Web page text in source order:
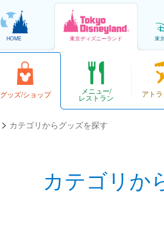
HOME 東京ディズニーランド 東
グッズ/ショップ メニュー/
レストラン アト
カテゴリからグッズを探す
カテゴリか